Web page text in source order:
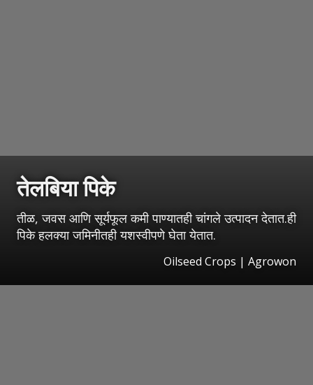
तेलबिया पिके
तीळ, जवस आणि सूर्यफूल कमी पाण्यातही चांगले उत्पादन देतात.ही
पिके हलक्या जमिनीतही यशस्वीपणे घेता येतात.
Oilseed Crops | Agrowon